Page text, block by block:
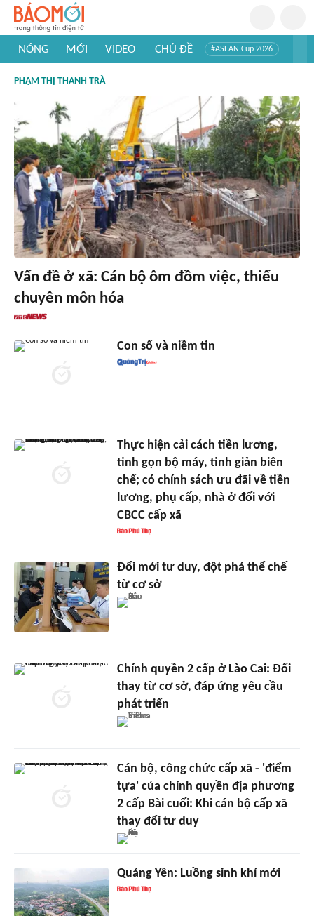
NÓNG MỚI VIDEO CHỦ ĐỀ #ASEAN Cup 2026
#Khám phá thế giới
PHẠM THỊ THANH TRÀ
Vấn đề ở xã: Cán bộ ôm đồm việc, thiếu
chuyên môn hóa
Con số và niềm tin
Thực hiện cải cách tiền lương,
tinh gọn bộ máy, tinh giản biên
chế; có chính sách ưu đãi về tiền
lương, phụ cấp, nhà ở đối với
CBCC cấp xã
Đổi mới tư duy, đột phá thể chế
từ cơ sở
Chính quyền 2 cấp ở Lào Cai: Đổi
thay từ cơ sở, đáp ứng yêu cầu
phát triển
Cán bộ, công chức cấp xã - 'điểm
tựa' của chính quyền địa phương
2 cấp Bài cuối: Khi cán bộ cấp xã
thay đổi tư duy
Quảng Yên: Luồng sinh khí mới